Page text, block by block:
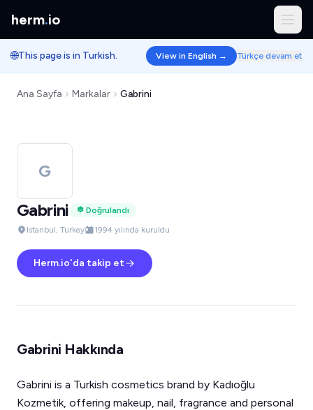
herm.io
🌐This page is in Turkish. View in English → Türkçe devam et
Ana Sayfa Markalar Gabrini
G
Gabrini
Doğrulandı
Istanbul, Turkey
1994 yılında kuruldu
Herm.io'da takip et
Gabrini Hakkında
Gabrini is a Turkish cosmetics brand by Kadıoğlu
Kozmetik, offering makeup, nail, fragrance and personal